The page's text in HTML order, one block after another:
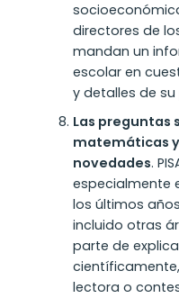
directores de
mandan un
escolar en
y detalles de
Las preguntas
matemáticas
novedades.
especialmente
los últimos
incluido otras
parte de
lectora o